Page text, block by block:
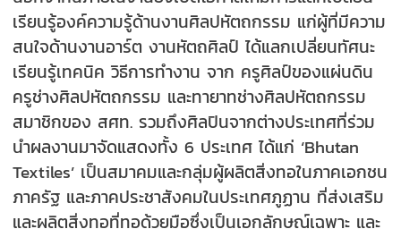
เรียนรู้องค์ความรู้ด้านงานศิลปหัตถกรรม แก่ผู้ที่มีความ
สนใจด้านงานอาร์ต งานหัตถศิลป์ ได้แลกเปลี่ยนทัศนะ
เรียนรู้เทคนิค วิธีการทำงาน จาก ครูศิลป์ของแผ่นดิน
ครูช่างศิลปหัตถกรรม และทายาทช่างศิลปหัตถกรรม
สมาชิกของ สศท. รวมถึงศิลปินจากต่างประเทศที่ร่วม
นำผลงานมาจัดแสดงทั้ง 6 ประเทศ ได้แก่ ‘Bhutan
Textiles’ เป็นสมาคมและกลุ่มผู้ผลิตสิ่งทอในภาคเอกชน
ภาครัฐ และภาคประชาสังคมในประเทศภูฏาน ที่ส่งเสริม
และผลิตสิ่งทอที่ทอด้วยมือซึ่งเป็นเอกลักษณ์เฉพาะ และ